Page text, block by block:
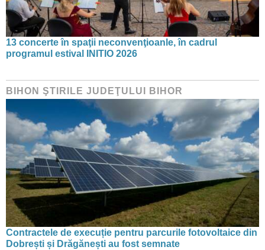
13 concerte în spaţii neconvenţioanle, în cadrul
programul estival INITIO 2026
BIHON ŞTIRILE JUDEŢULUI BIHOR
Contractele de execuție pentru parcurile fotovoltaice din
Dobrești și Drăgănești au fost semnate